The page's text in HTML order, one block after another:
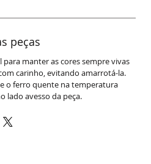
peças
para manter as cores sempre vivas
carinho, evitando amarrotá-la.
o ferro quente na temperatura
lado avesso da peça.